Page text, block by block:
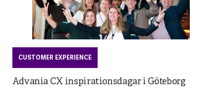
CUSTOMER EXPERIENCE
Advania CX inspirationsdagar i Göteborg